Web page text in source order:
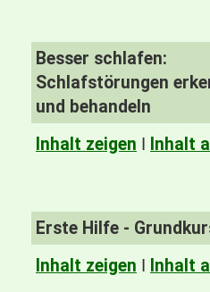
Besser schlafen:
Schlafstörungen
und behandeln
Inhalt zeigen I Inhalt
Erste Hilfe -
Inhalt zeigen I Inhalt